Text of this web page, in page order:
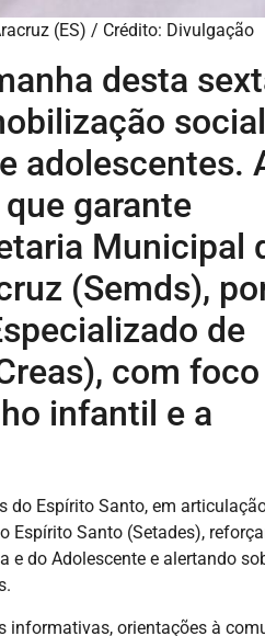
(ES) / Crédito: Divulgação
desta
social
adolescentes.
garante
Municipal
(Semds),
de
com
infantil e a
Espírito Santo, em
Espírito Santo (Setades),
do Adolescente e alertando
informativas, orientações à